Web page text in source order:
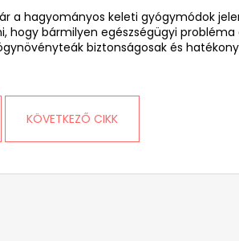
a hagyományos keleti gyógymódok
bármilyen egészségügyi
biztonságosak és
KÖVETKEZŐ CIKK